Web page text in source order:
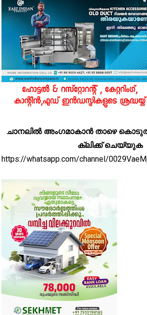
ചാനലിൽ അംഗമാകാൻ താഴെ
ക്ലിക്ക് ചെയ്യുക
https://whatsapp.com/channel/